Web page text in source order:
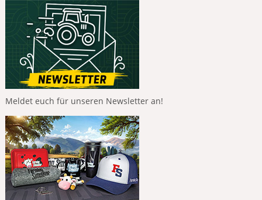
Meldet euch für unseren Newsletter an!